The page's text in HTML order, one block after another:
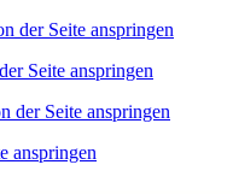
der Seite anspringen
Seite anspringen
der Seite anspringen
anspringen